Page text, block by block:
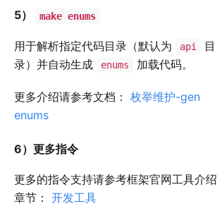
5） make enums
用于解析指定代码目录（默认为 api
目
录）并自动生成
enums 加载代码。
更多介绍请参考文档： 枚举维护-gen
enums
6）更多指令
更多的指令支持请参考框架官网工具介绍
章节： 开发工具